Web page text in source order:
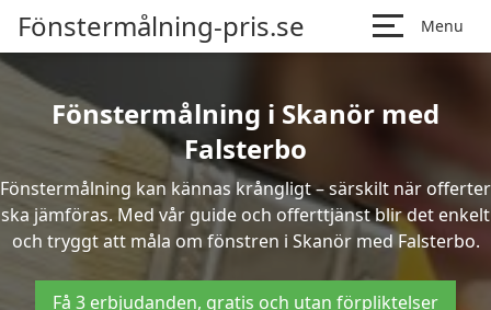
Fönstermålning-pris.se Menu
Fönstermålning i Skanör med
Falsterbo
Fönstermålning kan kännas krångligt – särskilt när offerter
ska jämföras. Med vår guide och offerttjänst blir det enkelt
och tryggt att måla om fönstren i Skanör med Falsterbo.
Få 3 erbjudanden, gratis och utan förpliktelser